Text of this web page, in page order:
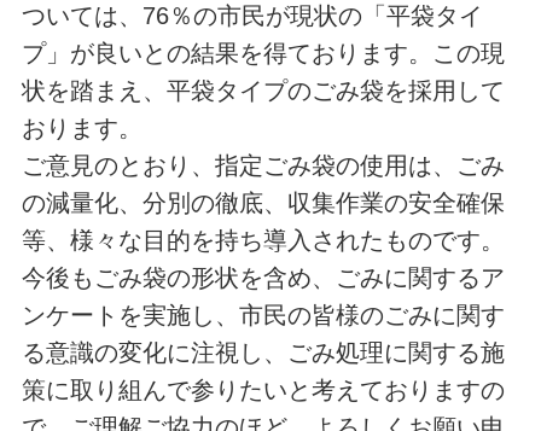
ついては、76％の市民が現状の「平袋タイ
プ」が良いとの結果を得ております。この現
状を踏まえ、平袋タイプのごみ袋を採用して
おります。
ご意見のとおり、指定ごみ袋の使用は、ごみ
の減量化、分別の徹底、収集作業の安全確保
等、様々な目的を持ち導入されたものです。
今後もごみ袋の形状を含め、ごみに関するア
ンケートを実施し、市民の皆様のごみに関す
る意識の変化に注視し、ごみ処理に関する施
策に取り組んで参りたいと考えておりますの